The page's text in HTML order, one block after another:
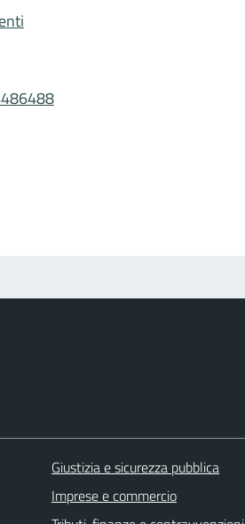
Giustizia e sicurezza pubblica
Imprese e commercio